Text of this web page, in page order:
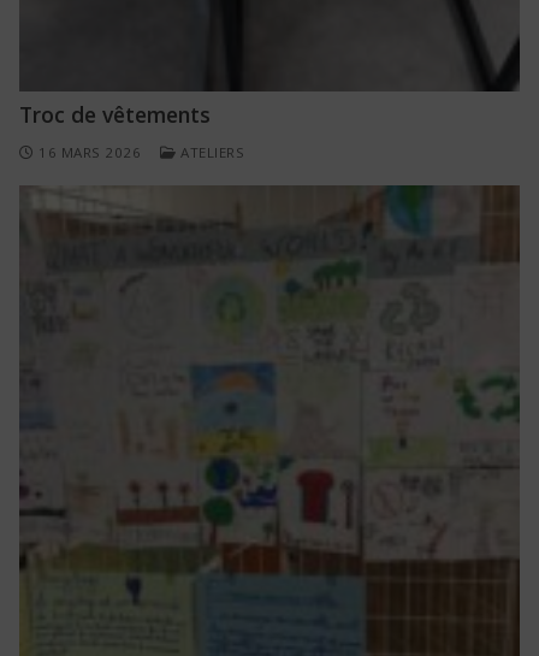
Troc de vêtements
16 MARS 2026 ATELIERS